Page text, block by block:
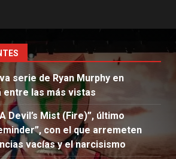
serie de Ryan Murphy en
entre las más vistas
Devil’s Mist (Fire)”, último
con el que arremeten
vacías y el narcisismo